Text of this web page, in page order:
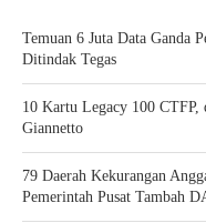
Temuan 6 Juta Data Ganda
Ditindak Tegas
10 Kartu Legacy 100 CTFP,
Giannetto
79 Daerah Kekurangan
Pemerintah Pusat Tambah